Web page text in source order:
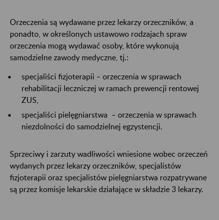
Orzeczenia są wydawane przez lekarzy orzeczników, a
ponadto, w określonych ustawowo rodzajach spraw
orzeczenia mogą wydawać osoby, które wykonują
samodzielne zawody medyczne, tj.:
specjaliści fizjoterapii – orzeczenia w sprawach
rehabilitacji leczniczej w ramach prewencji rentowej
ZUS,
specjaliści pielęgniarstwa – orzeczenia w sprawach
niezdolności do samodzielnej egzystencji.
Sprzeciwy i zarzuty wadliwości wniesione wobec orzeczeń
wydanych przez lekarzy orzeczników, specjalistów
fizjoterapii oraz specjalistów pielęgniarstwa rozpatrywane
są przez komisje lekarskie działające w składzie 3 lekarzy.